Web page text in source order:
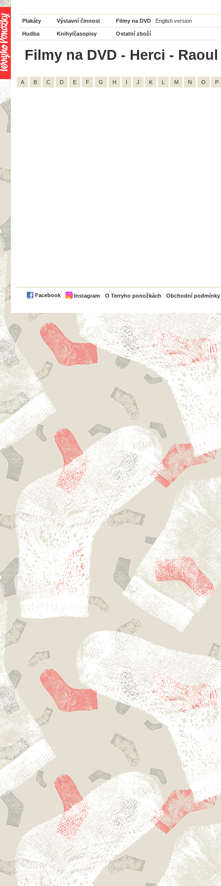
Plakáty Výstavní činnost Filmy na DVD English version
Hudba Knihy/časopisy Ostatní zboží
Filmy na DVD - Herci -
A B C D E F G H I J K L M N O P
Facebook Instagram O Terryho ponožkách Obchodní podmínky
PayPal